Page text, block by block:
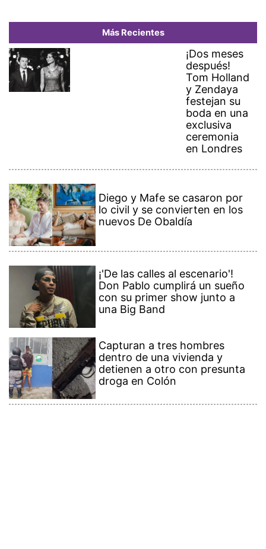
Más Recientes
¡Dos meses
después!
Tom Holland
y Zendaya
festejan su
boda en una
exclusiva
ceremonia
en Londres
Diego y Mafe se casaron por
lo civil y se convierten en los
nuevos De Obaldía
¡'De las calles al escenario'!
Don Pablo cumplirá un sueño
con su primer show junto a
una Big Band
Capturan a tres hombres
dentro de una vivienda y
detienen a otro con presunta
droga en Colón